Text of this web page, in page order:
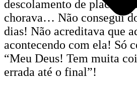
descolamento de
chorava… Não consegui
dias! Não acreditava que
acontecendo com ela! Só
“Meu Deus! Tem muita
errada até o final”!